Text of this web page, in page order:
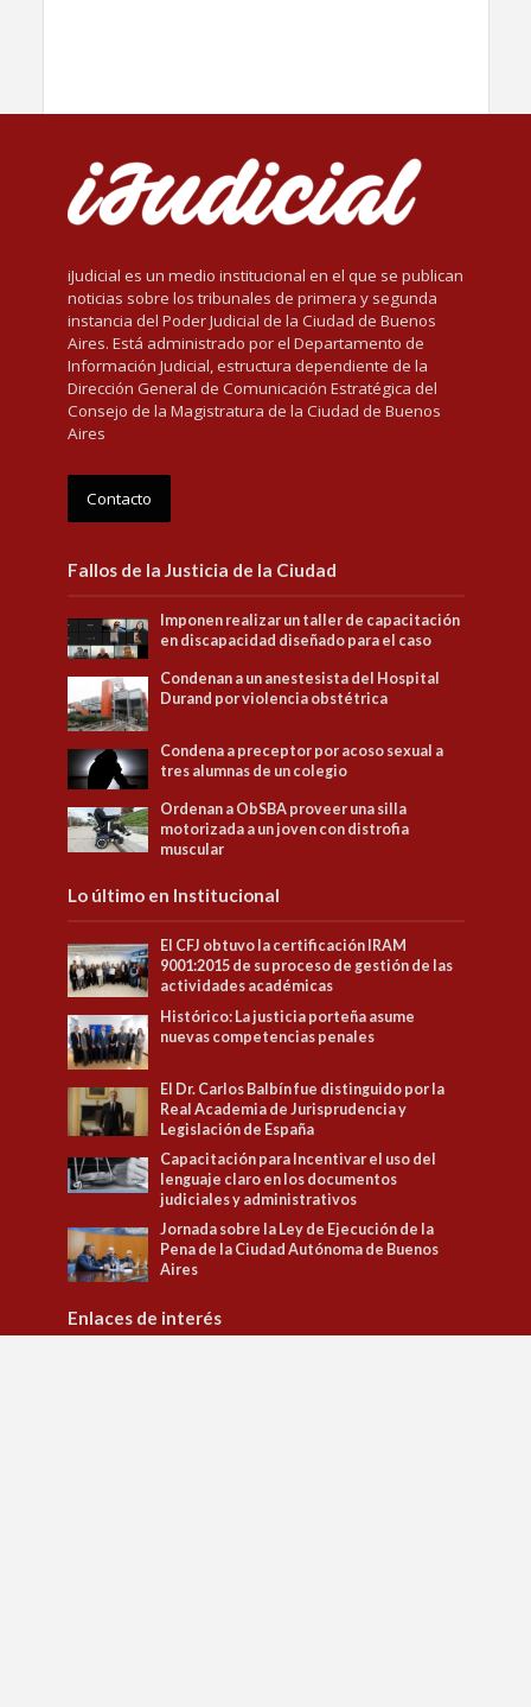
iJudicial es un medio institucional en el que se publican
noticias sobre los tribunales de primera y segunda
instancia del Poder Judicial de la Ciudad de Buenos
Aires. Está administrado por el Departamento de
Información Judicial, estructura dependiente de la
Dirección General de Comunicación Estratégica del
Consejo de la Magistratura de la Ciudad de Buenos
Aires
Contacto
Fallos de la Justicia de la Ciudad
Imponen realizar un taller de capacitación
en discapacidad diseñado para el caso
Condenan a un anestesista del Hospital
Durand por violencia obstétrica
Condena a preceptor por acoso sexual a
tres alumnas de un colegio
Ordenan a ObSBA proveer una silla
motorizada a un joven con distrofia
muscular
Lo último en Institucional
El CFJ obtuvo la certificación IRAM
9001:2015 de su proceso de gestión de las
actividades académicas
Histórico: La justicia porteña asume
nuevas competencias penales
El Dr. Carlos Balbín fue distinguido por la
Real Academia de Jurisprudencia y
Legislación de España
Capacitación para Incentivar el uso del
lenguaje claro en los documentos
judiciales y administrativos
Jornada sobre la Ley de Ejecución de la
Pena de la Ciudad Autónoma de Buenos
Aires
Enlaces de interés